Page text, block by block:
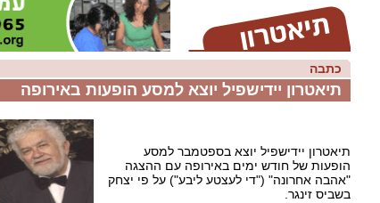
כתבה
תיאטרון יידישפיל יוצא למסע הופעות באירופה
תיאטרון יידישפיל יוצא בספטמבר למסע
הופעות של חודש ימים באירופה עם ההצגה
"אהבה אחרונה" ("די לעצטע ליבע") על פי יצחק
בשביס זינגר.